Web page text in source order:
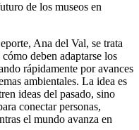
de los museos en
Ana del Val, se trata
deben adaptarse los
rápidamente por avances
ambientales. La idea es
ideas del pasado, sino
conectar personas,
el mundo avanza en